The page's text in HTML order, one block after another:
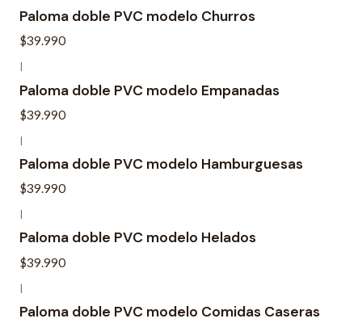
Paloma doble PVC modelo Churros
$39.990
|
Paloma doble PVC modelo Empanadas
$39.990
|
Paloma doble PVC modelo Hamburguesas
$39.990
|
Paloma doble PVC modelo Helados
$39.990
|
Paloma doble PVC modelo Comidas Caseras